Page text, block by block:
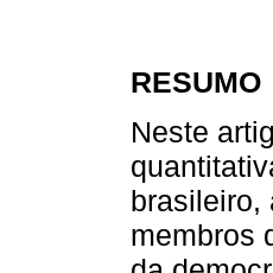
RESUMO
Neste
brasileiro,
membros